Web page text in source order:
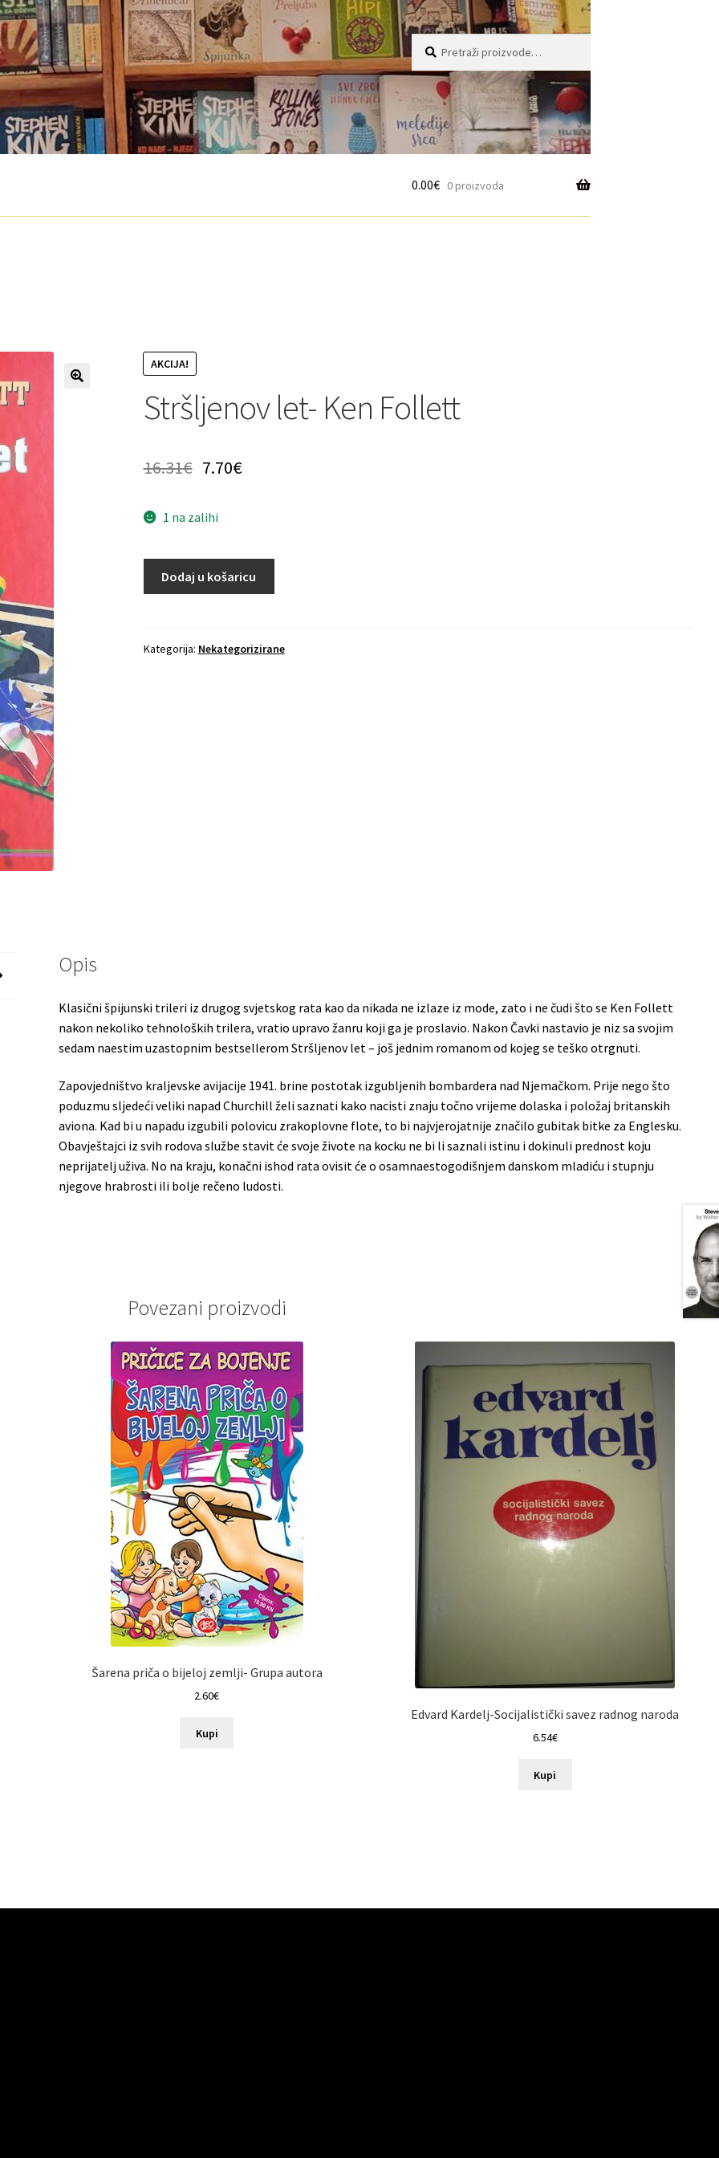
0.00€ 0 proizvoda
AKCIJA!
Stršljenov let- Ken Follett
16.31€ 7.70€
1 na zalihi
Dodaj u košaricu
Kategorija: Nekategorizirane
Opis
Klasični špijunski trileri iz drugog svjetskog rata kao da nikada ne izlaze iz mode, zato i ne čudi što se Ken Follett
nakon nekoliko tehnoloških trilera, vratio upravo žanru koji ga je proslavio. Nakon Čavki nastavio je niz sa svojim
sedam naestim uzastopnim bestsellerom Stršljenov let – još jednim romanom od kojeg se teško otrgnuti.
Zapovjedništvo kraljevske avijacije 1941. brine postotak izgubljenih bombardera nad Njemačkom. Prije nego što
poduzmu sljedeći veliki napad Churchill želi saznati kako nacisti znaju točno vrijeme dolaska i položaj britanskih
aviona. Kad bi u napadu izgubili polovicu zrakoplovne flote, to bi najvjerojatnije značilo gubitak bitke za Englesku.
Obavještajci iz svih rodova službe stavit će svoje živote na kocku ne bi li saznali istinu i dokinuli prednost koju
neprijatelj uživa. No na kraju, konačni ishod rata ovisit će o osamnaestogodišnjem danskom mladiću i stupnju
njegove hrabrosti ili bolje rečeno ludosti.
Povezani proizvodi
Šarena priča o bijeloj zemlji- Grupa autora
2.60€
Kupi
Edvard Kardelj-Socijalistički savez radnog naroda
6.54€
Kupi